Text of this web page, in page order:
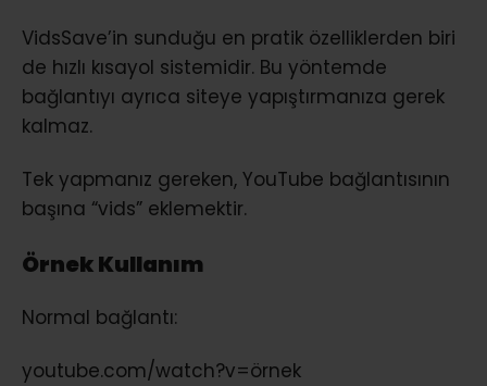
VidsSave’in sunduğu en pratik özelliklerden biri
de hızlı kısayol sistemidir. Bu yöntemde
bağlantıyı ayrıca siteye yapıştırmanıza gerek
kalmaz.
Tek yapmanız gereken, YouTube bağlantısının
başına “vids” eklemektir.
Örnek Kullanım
Normal bağlantı:
youtube.com/watch?v=örnek